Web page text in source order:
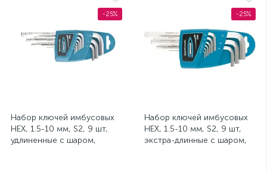
-25%
Набор ключей имбусовых
HEX, 1.5-10 мм, S2, 9 шт,
удлиненные с шаром,
-25%
Набор ключей имбусовых
HEX, 1.5-10 мм, S2, 9 шт,
экстра-длинные с шаром,